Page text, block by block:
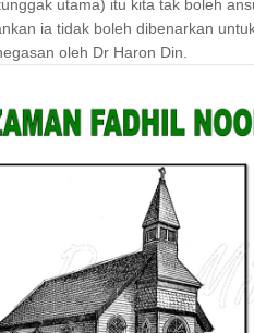
utama) itu kita tak boleh
ia tidak boleh dibenarkan
oleh Dr Haron Din.